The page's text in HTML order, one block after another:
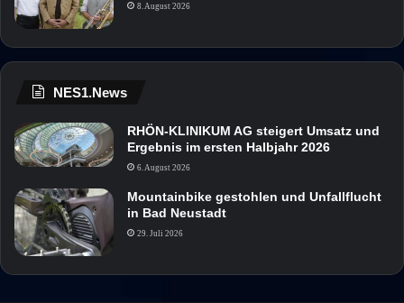
8. August 2026
NES1.News
RHÖN-KLINIKUM AG steigert Umsatz und
Ergebnis im ersten Halbjahr 2026
6. August 2026
Mountainbike gestohlen und Unfallflucht
in Bad Neustadt
29. Juli 2026